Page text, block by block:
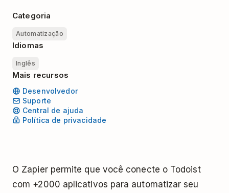
Categoria
Automatização
Idiomas
Inglês
Mais recursos
Desenvolvedor
Suporte
Central de ajuda
Política de privacidade
O Zapier permite que você conecte o Todoist
com +2000 aplicativos para automatizar seu